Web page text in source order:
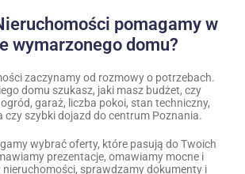
pomagamy w
wymarzonego domu?
zaczynamy od rozmowy o potrzebach.
domu szukasz, jaki masz budżet, czy
garaż, liczba pokoi, stan techniczny,
czy szybki dojazd do centrum Poznania.
wybrać oferty, które pasują do Twoich
prezentacje, omawiamy mocne i
nieruchomości, sprawdzamy dokumenty i